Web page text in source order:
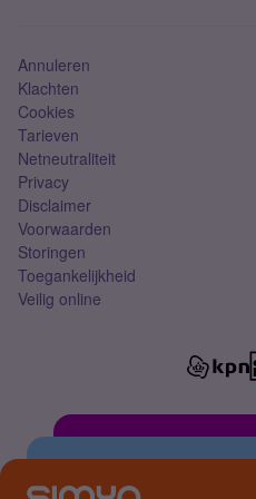
Annuleren
Klachten
Cookies
Tarieven
Netneutraliteit
Privacy
Disclaimer
Voorwaarden
Storingen
Toegankelijkheid
Veilig online